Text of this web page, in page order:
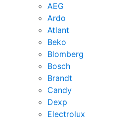
AEG
Ardo
Atlant
Beko
Blomberg
Bosch
Brandt
Candy
Dexp
Electrolux